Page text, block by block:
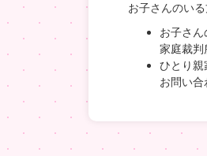
お子さんのい
お子さ
家庭裁判
ひとり親
お問い合